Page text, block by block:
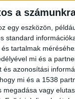
a
egy eszközön,
standard
tartalmak
mi és a
és azonosítási
mi és a 1538
megadása vagy
használt